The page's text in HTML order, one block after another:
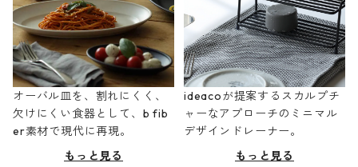
オーバル皿を、割れにくく、
欠けにくい食器として、b fib
er素材で現代に再現。
もっと見る
ideacoが提案するスカルプチ
ャーなアプローチのミニマル
デザインドレーナー。
もっと見る